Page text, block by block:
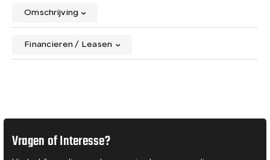
Omschrijving
Financieren / Leasen
Vragen of Interesse?